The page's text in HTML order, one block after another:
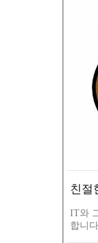
친절
IT와
합니